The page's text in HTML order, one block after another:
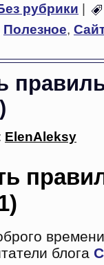
рубрики |
Полезное,
ElenAleksy
блога